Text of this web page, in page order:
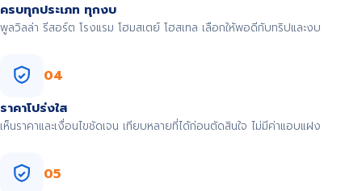
ครบทุกประเภท ทุกงบ
พูลวิลล่า รีสอร์ต โรงแรม โฮมสเตย์ โฮสเทล เลือกให้พอดีกับทริปและงบ
04
ราคาโปร่งใส
เห็นราคาและเงื่อนไขชัดเจน เทียบหลายที่ได้ก่อนตัดสินใจ ไม่มีค่าแอบแฝง
05